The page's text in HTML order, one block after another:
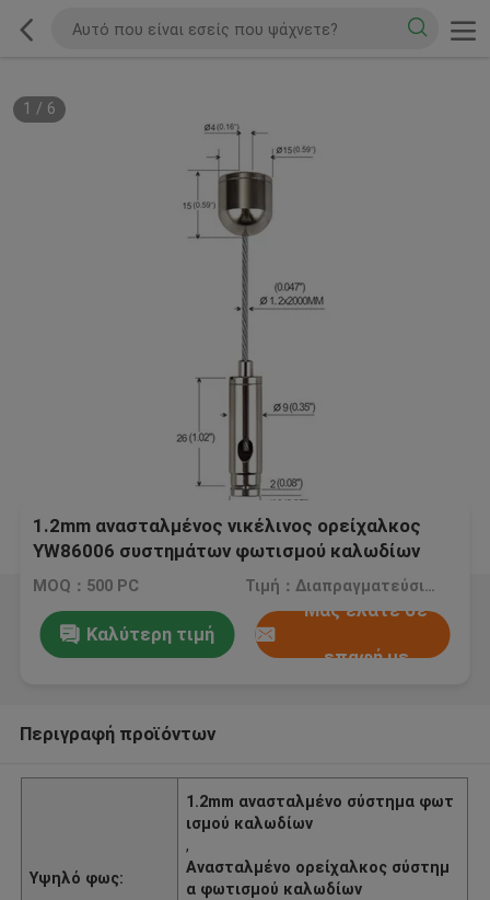
1 / 6
1.2mm ανασταλμένος νικέλινος ορείχαλκος
YW86006 συστημάτων φωτισμού καλωδίων
MOQ：500 PC Τιμή：Διαπραγματεύσιμα
Καλύτερη τιμή
Μας ελάτε σε
επαφή με
Περιγραφή προϊόντων
Υψηλό φως:
1.2mm ανασταλμένο σύστημα φωτ
ισμού καλωδίων
,
Ανασταλμένο ορείχαλκος σύστημ
α φωτισμού καλωδίων